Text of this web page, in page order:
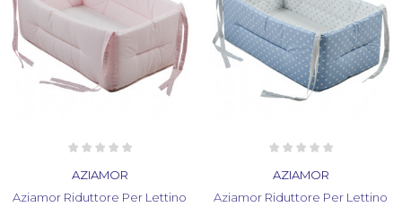
AZIAMOR
Aziamor Riduttore Per Lettino
AZIAMOR
Aziamor Riduttore Per Lettino